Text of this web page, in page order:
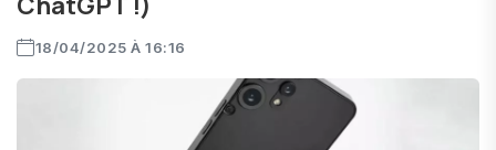
18/04/2025 À 16:16